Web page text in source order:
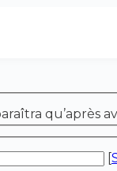
qu’après
[